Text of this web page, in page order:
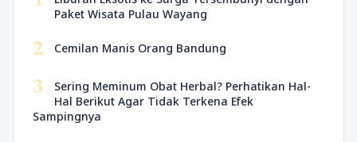
Paket Wisata Pulau Wayang
2 Cemilan Manis Orang Bandung
3
Sering Meminum Obat Herbal? Perhatikan Hal-
Hal Berikut Agar Tidak Terkena Efek
Sampingnya